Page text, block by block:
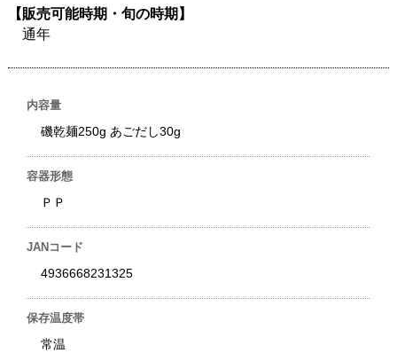
【販売可能時期・旬の時期】
通年
内容量
磯乾麺250g あごだし30g
容器形態
ＰＰ
JANコード
4936668231325
保存温度帯
常温